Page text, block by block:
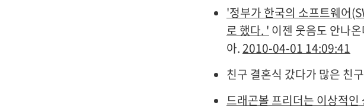
'정부가 한국의 소프트웨어
로 했다. ' 이젠 웃음도 안나
아.2010-04-01 14:09:41
친구 결혼식 갔다가 많은 친
드래곤볼 프리더는 이상적인